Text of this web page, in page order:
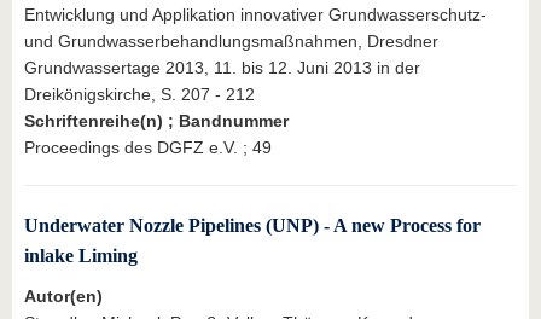
Entwicklung und Applikation innovativer Grundwasserschutz-
und Grundwasserbehandlungsmaßnahmen, Dresdner
Grundwassertage 2013, 11. bis 12. Juni 2013 in der
Dreikönigskirche, S. 207 - 212
Schriftenreihe(n) ; Bandnummer
Proceedings des DGFZ e.V. ; 49
Underwater Nozzle Pipelines (UNP) - A new Process for
inlake Liming
Autor(en)